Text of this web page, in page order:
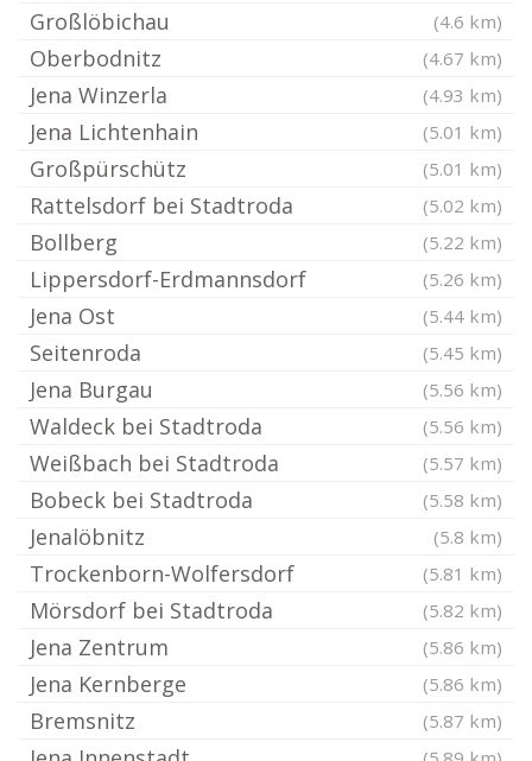
Großlöbichau (4.6 km)
Oberbodnitz (4.67 km)
Jena Winzerla (4.93 km)
Jena Lichtenhain (5.01 km)
Großpürschütz (5.01 km)
Rattelsdorf bei Stadtroda (5.02 km)
Bollberg (5.22 km)
Lippersdorf-Erdmannsdorf (5.26 km)
Jena Ost (5.44 km)
Seitenroda (5.45 km)
Jena Burgau (5.56 km)
Waldeck bei Stadtroda (5.56 km)
Weißbach bei Stadtroda (5.57 km)
Bobeck bei Stadtroda (5.58 km)
Jenalöbnitz (5.8 km)
Trockenborn-Wolfersdorf (5.81 km)
Mörsdorf bei Stadtroda (5.82 km)
Jena Zentrum (5.86 km)
Jena Kernberge (5.86 km)
Bremsnitz (5.87 km)